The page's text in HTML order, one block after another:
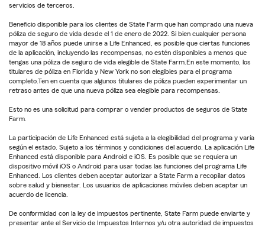
servicios de terceros.
Beneficio disponible para los clientes de State Farm que han comprado una nueva
póliza de seguro de vida desde el 1 de enero de 2022. Si bien cualquier persona
mayor de 18 años puede unirse a Life Enhanced, es posible que ciertas funciones
de la aplicación, incluyendo las recompensas, no estén disponibles a menos que
tengas una póliza de seguro de vida elegible de State Farm.En este momento, los
titulares de póliza en Florida y New York no son elegibles para el programa
completo.Ten en cuenta que algunos titulares de póliza pueden experimentar un
retraso antes de que una nueva póliza sea elegible para recompensas.
Esto no es una solicitud para comprar o vender productos de seguros de State
Farm.
La participación de Life Enhanced está sujeta a la elegibilidad del programa y varía
según el estado. Sujeto a los términos y condiciones del acuerdo. La aplicación Life
Enhanced está disponible para Android e iOS. Es posible que se requiera un
dispositivo móvil iOS o Android para usar todas las funciones del programa Life
Enhanced. Los clientes deben aceptar autorizar a State Farm a recopilar datos
sobre salud y bienestar. Los usuarios de aplicaciones móviles deben aceptar un
acuerdo de licencia.
De conformidad con la ley de impuestos pertinente, State Farm puede enviarte y
presentar ante el Servicio de Impuestos Internos y/u otra autoridad de impuestos